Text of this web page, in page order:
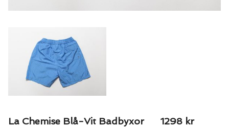
La Chemise Blå-Vit Badbyxor 1298 kr